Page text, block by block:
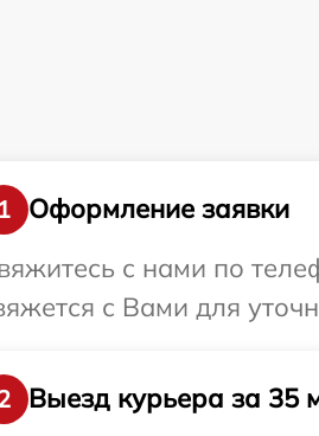
1
Оформление заявки
с нами по
с Вами для
Выезд курьера за 35